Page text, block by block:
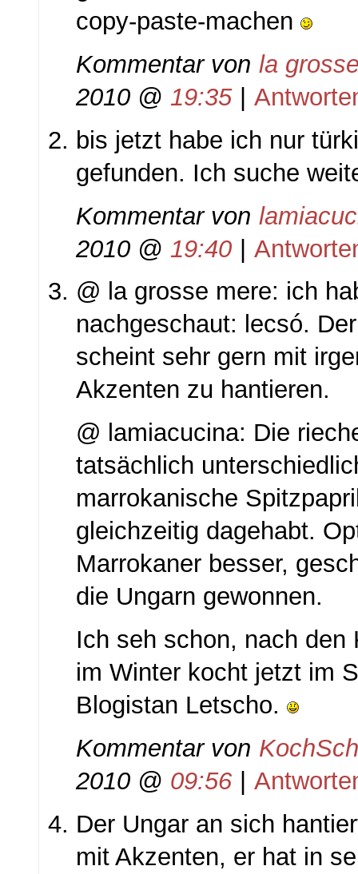
copy-paste-machen
Kommentar von la
2010 @ 19:35
bis jetzt habe ich nur
gefunden. Ich suche
Kommentar von
2010 @ 19:40 |
@ la grosse mere: ich
nachgeschaut: lecsó.
scheint sehr gern mit
Akzenten zu hantieren.
@ lamiacucina: Die
tatsächlich
marrokanische
gleichzeitig dagehabt.
Marrokaner besser,
die Ungarn gewonnen.
Ich seh schon, nach den
im Winter kocht jetzt im
Blogistan Letscho.
Kommentar von
2010 @ 09:56
Der Ungar an sich
mit Akzenten, er hat in